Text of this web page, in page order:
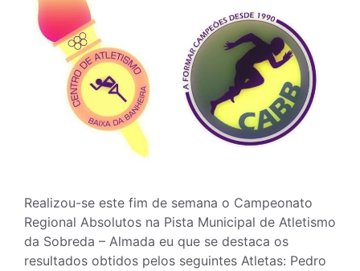
Realizou-se este fim de semana o Campeonato
Regional Absolutos na Pista Municipal de Atletismo
da Sobreda – Almada eu que se destaca os
resultados obtidos pelos seguintes Atletas: Pedro